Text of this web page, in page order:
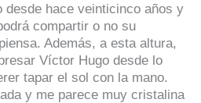
desde hace veinticinco años y
compartir o no su
Además, a esta altura,
Víctor Hugo desde lo
tapar el sol con la mano.
y me parece muy cristalina